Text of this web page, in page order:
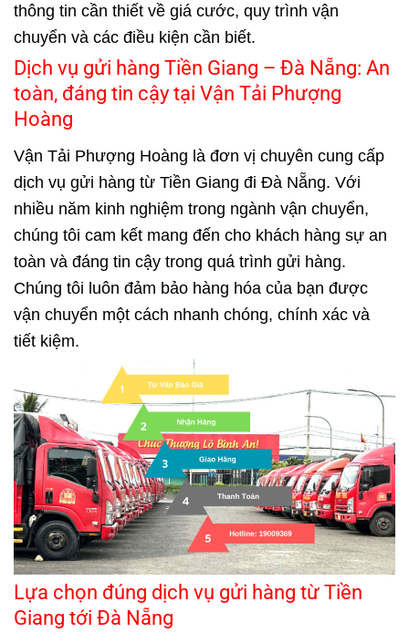
thông tin cần thiết về giá cước, quy trình vận
chuyển và các điều kiện cần biết.
Dịch vụ gửi hàng Tiền Giang – Đà Nẵng: An
toàn, đáng tin cậy tại Vận Tải Phượng
Hoàng
Vận Tải Phượng Hoàng là đơn vị chuyên cung cấp
dịch vụ gửi hàng từ Tiền Giang đi Đà Nẵng. Với
nhiều năm kinh nghiệm trong ngành vận chuyển,
chúng tôi cam kết mang đến cho khách hàng sự an
toàn và đáng tin cậy trong quá trình gửi hàng.
Chúng tôi luôn đảm bảo hàng hóa của bạn được
vận chuyển một cách nhanh chóng, chính xác và
tiết kiệm.
Lựa chọn đúng dịch vụ gửi hàng từ Tiền
Giang tới Đà Nẵng